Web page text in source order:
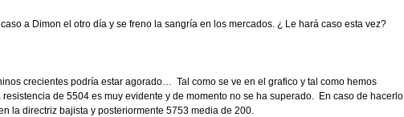
a Dimon el otro día y se freno la sangría en los mercados. ¿ Le hará caso esta vez?
crecientes podría estar agorado… Tal como se ve en el grafico y tal como hemos
de 5504 es muy evidente y de momento no se ha superado. En caso de hacerlo
la directriz bajista y posteriormente 5753 media de 200.